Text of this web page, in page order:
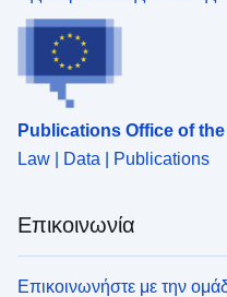
Publications Office of
Law | Data | Publications
Επικοινωνία
Επικοινωνήστε με την